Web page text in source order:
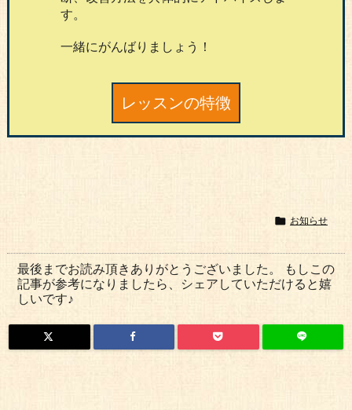
す。
一緒にがんばりましょう！
レッスンの特徴
 お知らせ
最後までお読み頂きありがとうございました。 もしこの
記事が参考になりましたら、シェアしていただけると嬉
しいです♪